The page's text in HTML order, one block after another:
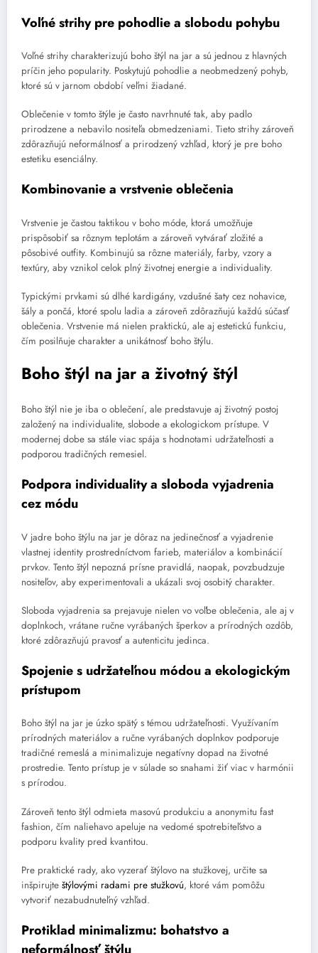
Voľné strihy pre pohodlie a slobodu pohybu
Voľné strihy charakterizujú boho štýl na jar a sú jednou z hlavných
príčin jeho popularity. Poskytujú pohodlie a neobmedzený pohyb,
ktoré sú v jarnom období veľmi žiadané.
Oblečenie v tomto štýle je často navrhnuté tak, aby padlo
prirodzene a nebavilo nositeľa obmedzeniami. Tieto strihy zároveň
zdôrazňujú neformálnosť a prirodzený vzhľad, ktorý je pre boho
estetiku esenciálny.
Kombinovanie a vrstvenie oblečenia
Vrstvenie je častou taktikou v boho móde, ktorá umožňuje
prispôsobiť sa rôznym teplotám a zároveň vytvárať zložité a
pôsobivé outfity. Kombinujú sa rôzne materiály, farby, vzory a
textúry, aby vznikol celok plný životnej energie a individuality.
Typickými prvkami sú dlhé kardigány, vzdušné šaty cez nohavice,
šály a pončá, ktoré spolu ladia a zároveň zdôrazňujú každú súčasť
oblečenia. Vrstvenie má nielen praktickú, ale aj estetickú funkciu,
čím posilňuje charakter a unikátnosť boho štýlu.
Boho štýl na jar a životný štýl
Boho štýl nie je iba o oblečení, ale predstavuje aj životný postoj
založený na individualite, slobode a ekologickom prístupe. V
modernej dobe sa stále viac spája s hodnotami udržateľnosti a
podporou tradičných remesiel.
Podpora individuality a sloboda vyjadrenia
cez módu
V jadre boho štýlu na jar je dôraz na jedinečnosť a vyjadrenie
vlastnej identity prostredníctvom farieb, materiálov a kombinácií
prvkov. Tento štýl nepozná prísne pravidlá, naopak, povzbudzuje
nositeľov, aby experimentovali a ukázali svoj osobitý charakter.
Sloboda vyjadrenia sa prejavuje nielen vo voľbe oblečenia, ale aj v
doplnkoch, vrátane ručne vyrábaných šperkov a prírodných ozdôb,
ktoré zdôrazňujú pravosť a autenticitu jedinca.
Spojenie s udržateľnou módou a ekologickým
prístupom
Boho štýl na jar je úzko spätý s témou udržateľnosti. Využívaním
prírodných materiálov a ručne vyrábaných doplnkov podporuje
tradičné remeslá a minimalizuje negatívny dopad na životné
prostredie. Tento prístup je v súlade so snahami žiť viac v harmónii
s prírodou.
Zároveň tento štýl odmieta masovú produkciu a anonymitu fast
fashion, čím naliehavo apeluje na vedomé spotrebiteľstvo a
podporu kvality pred kvantitou.
Pre praktické rady, ako vyzerať štýlovo na stužkovej, určite sa
inšpirujte štýlovými radami pre stužkovú, ktoré vám pomôžu
vytvoriť nezabudnuteľný vzhľad.
Protiklad minimalizmu: bohatstvo a